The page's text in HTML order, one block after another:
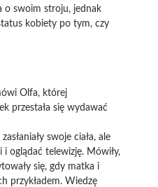
o swoim stroju, jednak
kobiety po tym, czy
Olfa, której
przestała się wydawać
swoje ciała, ale
i oglądać telewizję. Mówiły,
się, gdy matka i
przykładem. Wiedzę